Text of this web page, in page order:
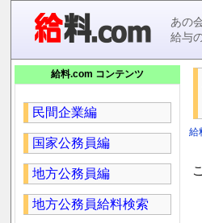
あの
給与
給
給料.com コンテンツ
民間企業編
国家公務員編
地方公務員編
地方公務員給料検索